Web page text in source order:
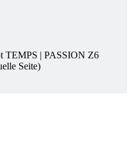
TEMPS | PASSION Z6